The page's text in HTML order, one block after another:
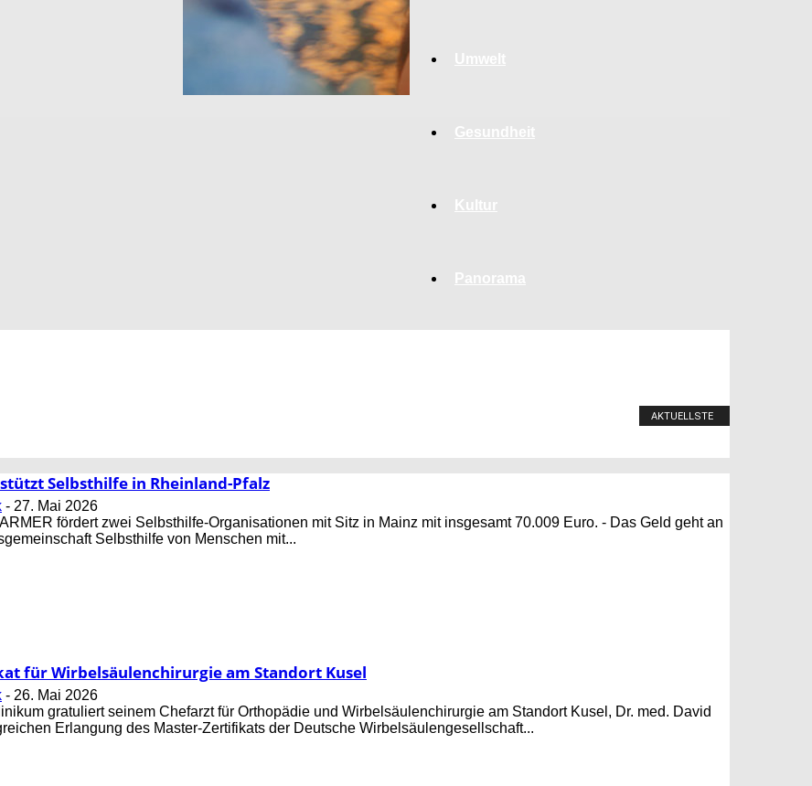
Gesundheit
Kultur
Panorama
AKTUELLSTE
Selbsthilfe in Rheinland-Pfalz
- 27. Mai 2026
fördert zwei Selbsthilfe-Organisationen mit Sitz in Mainz mit insgesamt 70.009 Euro. - Das Geld geht an
Selbsthilfe von Menschen mit...
für Wirbelsäulenchirurgie am Standort Kusel
- 26. Mai 2026
gratuliert seinem Chefarzt für Orthopädie und Wirbelsäulenchirurgie am Standort Kusel, Dr. med. David
Erlangung des Master-Zertifikats der Deutsche Wirbelsäulengesellschaft...